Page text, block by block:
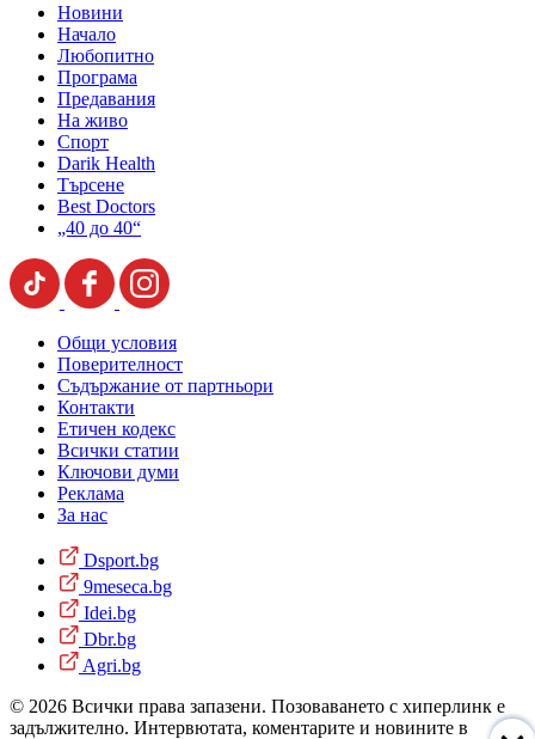
Новини
Начало
Любопитно
Програма
Предавания
На живо
Спорт
Darik Health
Търсене
Best Doctors
„40 до 40“
Общи условия
Поверителност
Съдържание от партньори
Контакти
Етичен кодекс
Всички статии
Ключови думи
Реклама
За нас
Dsport.bg
9meseca.bg
Idei.bg
Dbr.bg
Agri.bg
© 2026 Всички права запазени. Позоваването с хиперлинк е
задължително. Интервютата, коментарите и новините в